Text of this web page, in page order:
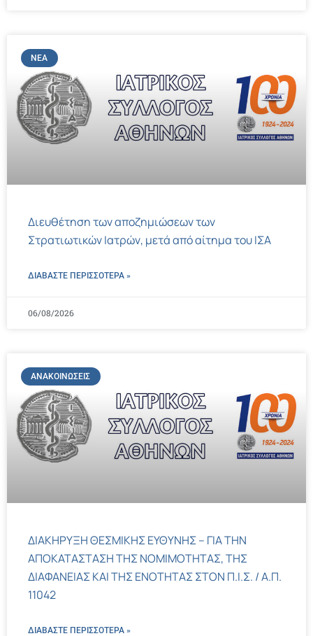
ΝΈΑ
Διευθέτηση των αποζημιώσεων των
Στρατιωτικών Ιατρών, μετά από αίτημα του ΙΣΑ
ΔΙΑΒΑΣΤΕ ΠΕΡΙΣΣΌΤΕΡΑ »
06/08/2026
ΑΝΑΚΟΙΝΏΣΕΙΣ
ΔΙΑΚΗΡΥΞΗ ΘΕΣΜΙΚΗΣ ΕΥΘΥΝΗΣ – ΓΙΑ ΤΗΝ
ΑΠΟΚΑΤΑΣΤΑΣΗ ΤΗΣ ΝΟΜΙΜΟΤΗΤΑΣ, ΤΗΣ
ΔΙΑΦΑΝΕΙΑΣ ΚΑΙ ΤΗΣ ΕΝΟΤΗΤΑΣ ΣΤΟΝ Π.Ι.Σ. / Α.Π.
11042
ΔΙΑΒΑΣΤΕ ΠΕΡΙΣΣΌΤΕΡΑ »